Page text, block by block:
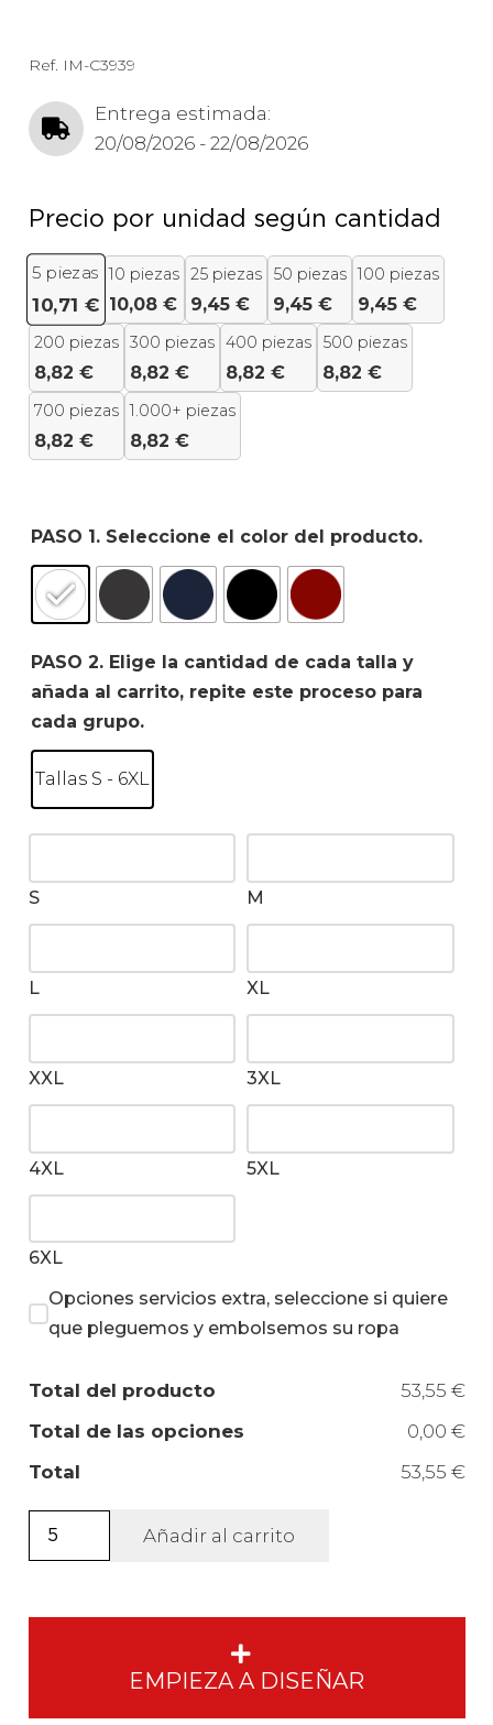
Ref. IM-C3939
Entrega estimada:
20/08/2026 - 22/08/2026
Precio por unidad según cantidad
5 piezas
10,71 €
10 piezas
10,08 €
25 piezas
9,45 €
50 piezas
9,45 €
100 piezas
9,45 €
200 piezas
8,82 €
300 piezas
8,82 €
400 piezas
8,82 €
500 piezas
8,82 €
700 piezas
8,82 €
1.000+ piezas
8,82 €
PASO 1. Seleccione el color del producto.
PASO 2. Elige la cantidad de cada talla y
añada al carrito, repite este proceso para
cada grupo.
Tallas S - 6XL
S M
L XL
XXL 3XL
4XL 5XL
6XL
Opciones servicios extra, seleccione si quiere
que pleguemos y embolsemos su ropa
Total del producto
53,55 €
Total de las opciones
0,00 €
Total
53,55 €
Camiseta
corta
Añadir al carrito
EMPIEZA A DISEÑAR